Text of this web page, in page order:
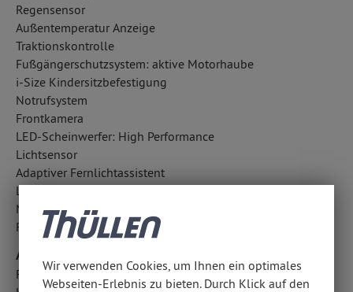
Regensensor
Außentemperatur Anzeige
Traktionskontrolle
Fußgängerschutzsystem: aktive Motorhaube
i-Size Kindersitzbefestigung
Notrufsystem
Frontkamera
LED-Scheinwerfer: High Performance
Lichtsensor
Adaptiver Fernlichtassistent
LED-Tagfahrlicht
Notbremsassistent
Reifendruckkontrolle
Airbags
Fahrer- /Beifahrerairbag
Wir verwenden Cookies, um Ihnen ein optimales
Webseiten-Erlebnis zu bieten. Durch Klick auf den